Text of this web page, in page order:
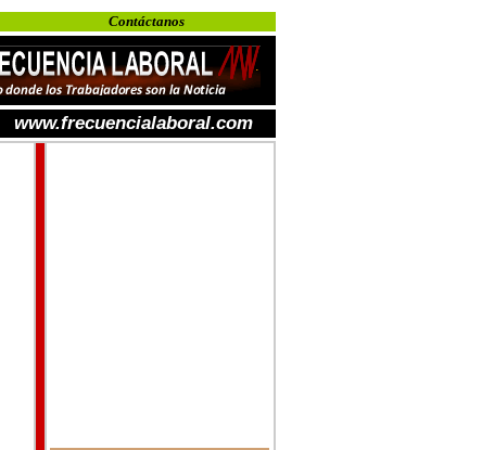
Contáctanos
www.frecuencialaboral.com